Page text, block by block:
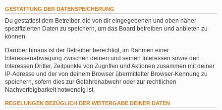
GESTATTUNG DER DATENSPEICHERUNG
Du gestattest dem Betreiber, die von dir eingegebenen und oben näher
spezifizierten Daten zu speichern, um das Board betreiben und anbieten zu
können.
Darüber hinaus ist der Betreiber berechtigt, im Rahmen einer
Interessenabwägung zwischen deinen und seinen Interessen sowie den
Interessen Dritter, Zeitpunkte von Zugriffen und Aktionen zusammen mit deiner
IP-Adresse und der von deinem Browser übermittelter Browser-Kennung zu
speichern, sofern dies zur Gefahrenabwehr oder zur rechtlichen
Nachverfolgbarkeit notwendig ist.
REGELUNGEN BEZÜGLICH DER WEITERGABE DEINER DATEN